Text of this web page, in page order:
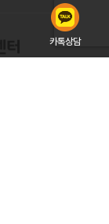
카톡상담